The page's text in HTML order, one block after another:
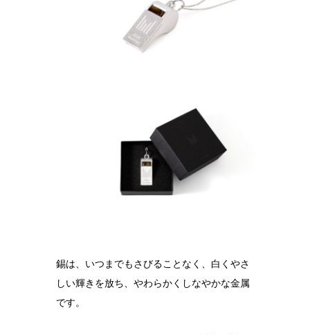
錫リサイクル
プロジェクト
採用情報
錫は、いつまでもさびることなく、白くやさ
しい輝きを放ち、やわらかくしなやかな金属
です。